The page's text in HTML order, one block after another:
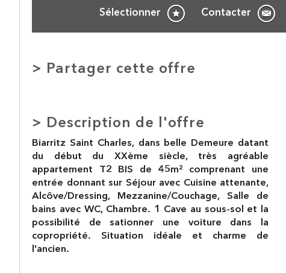
Sélectionner Contacter
> Partager cette offre
> Description de l'offre
Biarritz Saint Charles, dans belle Demeure datant
du début du XXème siècle, très agréable
appartement T2 BIS de 45m² comprenant une
entrée donnant sur Séjour avec Cuisine attenante,
Alcôve/Dressing, Mezzanine/Couchage, Salle de
bains avec WC, Chambre. 1 Cave au sous-sol et la
possibilité de sationner une voiture dans la
copropriété. Situation idéale et charme de
l'ancien.